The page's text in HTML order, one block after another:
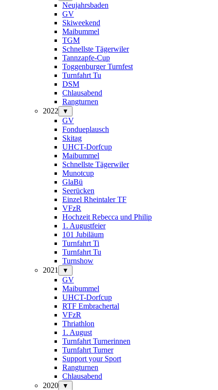
Neujahrsbaden
GV
Skiweekend
Maibummel
TGM
Schnellste Tägerwiler
Tannzapfe-Cup
Toggenburger Turnfest
Turnfahrt Tu
DSM
Chlausabend
Rangturnen
2022
▼
GV
Fondueplausch
Skitag
UHCT-Dorfcup
Maibummel
Schnellste Tägerwiler
Munotcup
GlaBü
Seerücken
Einzel Rheintaler TF
VFzR
Hochzeit Rebecca und Philip
1. Augustfeier
101 Jubiläum
Turnfahrt Ti
Turnfahrt Tu
Turnshow
2021
▼
GV
Maibummel
UHCT-Dorfcup
RTF Embrachertal
VFzR
Thriathlon
1. August
Turnfahrt Turnerinnen
Turnfahrt Turner
Support your Sport
Rangturnen
Chlausabend
2020
▼